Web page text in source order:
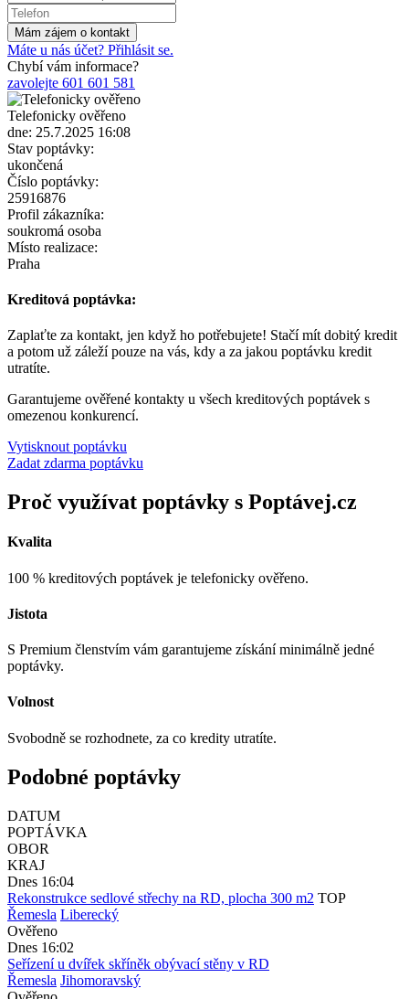
Máte u nás účet? Přihlásit se.
Chybí vám informace?
zavolejte 601 601 581
Telefonicky ověřeno
dne: 25.7.2025 16:08
Stav poptávky:
ukončená
Číslo poptávky:
25916876
Profil zákazníka:
soukromá osoba
Místo realizace:
Praha
Kreditová poptávka:
Zaplaťte za kontakt, jen když ho potřebujete! Stačí mít dobitý kredit
a potom už záleží pouze na vás, kdy a za jakou poptávku kredit
utratíte.
Garantujeme ověřené kontakty u všech kreditových poptávek s
omezenou konkurencí.
Vytisknout poptávku
Zadat zdarma poptávku
Proč využívat poptávky s Poptávej.cz
Kvalita
100 % kreditových poptávek je telefonicky ověřeno.
Jistota
S Premium členstvím vám garantujeme získání minimálně jedné
poptávky.
Volnost
Svobodně se rozhodnete, za co kredity utratíte.
Podobné poptávky
DATUM
POPTÁVKA
OBOR
KRAJ
Dnes 16:04
Rekonstrukce sedlové střechy na RD, plocha 300 m2 TOP
Řemesla Liberecký
Ověřeno
Dnes 16:02
Seřízení u dvířek skříněk obývací stěny v RD
Řemesla Jihomoravský